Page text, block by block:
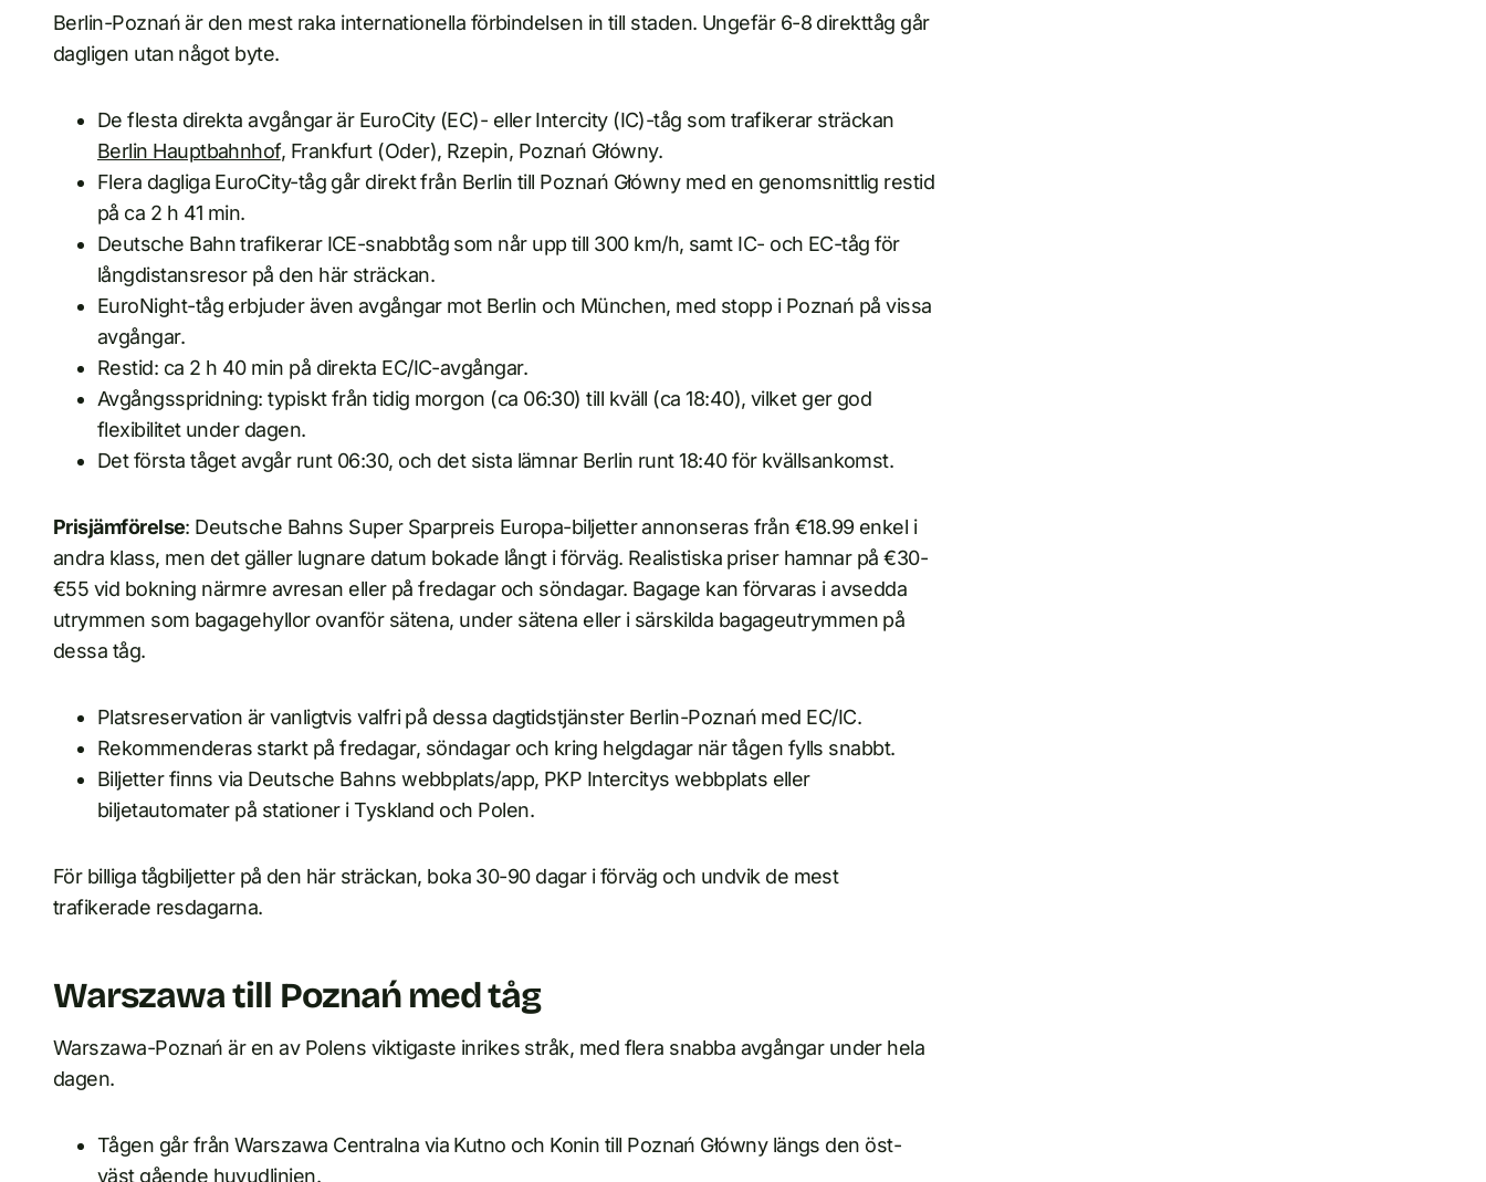
Berlin-Poznań är den mest raka internationella förbindelsen in till staden. Ungefär 6-8 direkttåg går
dagligen utan något byte.
De flesta direkta avgångar är EuroCity (EC)- eller Intercity (IC)-tåg som trafikerar sträckan
Berlin Hauptbahnhof, Frankfurt (Oder), Rzepin, Poznań Główny.
Flera dagliga EuroCity-tåg går direkt från Berlin till Poznań Główny med en genomsnittlig restid
på ca 2 h 41 min.
Deutsche Bahn trafikerar ICE-snabbtåg som når upp till 300 km/h, samt IC- och EC-tåg för
långdistansresor på den här sträckan.
EuroNight-tåg erbjuder även avgångar mot Berlin och München, med stopp i Poznań på vissa
avgångar.
Restid: ca 2 h 40 min på direkta EC/IC-avgångar.
Avgångsspridning: typiskt från tidig morgon (ca 06:30) till kväll (ca 18:40), vilket ger god
flexibilitet under dagen.
Det första tåget avgår runt 06:30, och det sista lämnar Berlin runt 18:40 för kvällsankomst.
Prisjämförelse: Deutsche Bahns Super Sparpreis Europa-biljetter annonseras från €18.99 enkel i
andra klass, men det gäller lugnare datum bokade långt i förväg. Realistiska priser hamnar på €30-
€55 vid bokning närmre avresan eller på fredagar och söndagar. Bagage kan förvaras i avsedda
utrymmen som bagagehyllor ovanför sätena, under sätena eller i särskilda bagageutrymmen på
dessa tåg.
Platsreservation är vanligtvis valfri på dessa dagtidstjänster Berlin-Poznań med EC/IC.
Rekommenderas starkt på fredagar, söndagar och kring helgdagar när tågen fylls snabbt.
Biljetter finns via Deutsche Bahns webbplats/app, PKP Intercitys webbplats eller
biljetautomater på stationer i Tyskland och Polen.
För billiga tågbiljetter på den här sträckan, boka 30-90 dagar i förväg och undvik de mest
trafikerade resdagarna.
Warszawa till Poznań med tåg
Warszawa-Poznań är en av Polens viktigaste inrikes stråk, med flera snabba avgångar under hela
dagen.
Tågen går från Warszawa Centralna via Kutno och Konin till Poznań Główny längs den öst-
väst gående huvudlinjen.